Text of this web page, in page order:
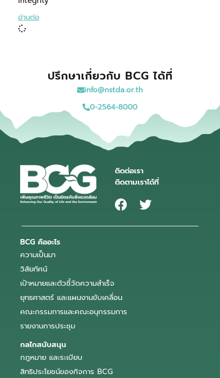
อ่านต่อ
ปรึกษาเกี่ยวกับ BCG ได้ที่
info@nstda.or.th
0-2564-8000
ติดต่อเรา
ติดตามเราได้ที่
BCG คืออะไร
ความเป็นมา
วิสัยทัศน์
เป้าหมายและตัวชี้วัดความสำเร็จ
ยุทธศาสตร์ และแผนงานขับเคลื่อน
คณะกรรมการและคณะอนุกรรมการ
รายงานการประชุม
กลไกสนับสนุน
กฎหมาย และระเบียบ
สิทธิประโยชน์ของกิจการ BCG